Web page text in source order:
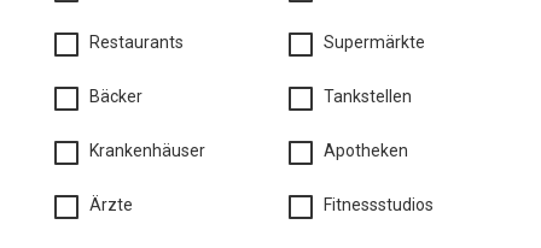
Restaurants Supermärkte
Bäcker Tankstellen
Krankenhäuser Apotheken
Ärzte Fitnessstudios